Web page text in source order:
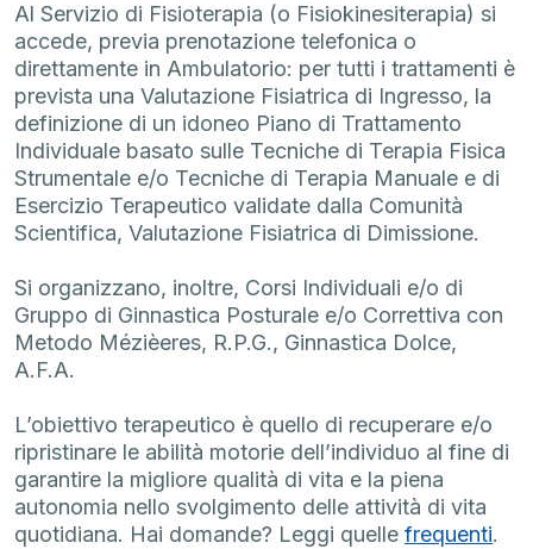
Al Servizio di Fisioterapia (o Fisiokinesiterapia) si
accede, previa prenotazione telefonica o
direttamente in Ambulatorio: per tutti i trattamenti è
prevista una Valutazione Fisiatrica di Ingresso, la
definizione di un idoneo Piano di Trattamento
Individuale basato sulle Tecniche di Terapia Fisica
Strumentale e/o Tecniche di Terapia Manuale e di
Esercizio Terapeutico validate dalla Comunità
Scientifica, Valutazione Fisiatrica di Dimissione.
Si organizzano, inoltre, Corsi Individuali e/o di
Gruppo di Ginnastica Posturale e/o Correttiva con
Metodo Mézièeres, R.P.G., Ginnastica Dolce,
A.F.A.
L’obiettivo terapeutico è quello di recuperare e/o
ripristinare le abilità motorie dell’individuo al fine di
garantire la migliore qualità di vita e la piena
autonomia nello svolgimento delle attività di vita
quotidiana. Hai domande? Leggi quelle frequenti.